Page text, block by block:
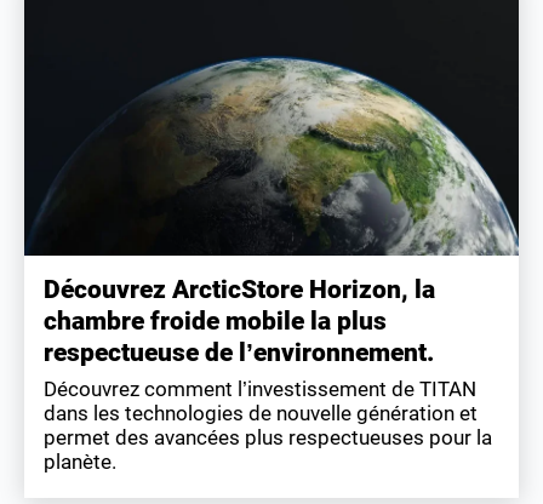
Découvrez ArcticStore Horizon, la
chambre froide mobile la plus
respectueuse de l’environnement.
Découvrez comment l’investissement de TITAN
dans les technologies de nouvelle génération et
permet des avancées plus respectueuses pour la
planète.